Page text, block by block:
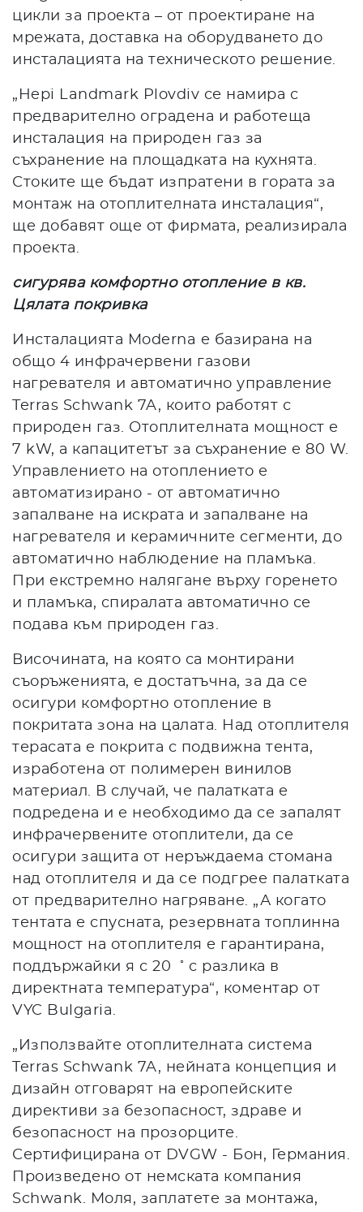
цикли за проекта – от проектиране на
мрежата, доставка на оборудването до
инсталацията на техническото решение.
„Hepi Landmark Plovdiv се намира с
предварително оградена и работеща
инсталация на природен газ за
съхранение на площадката на кухнята.
Стоките ще бъдат изпратени в гората за
монтаж на отоплителната инсталация“,
ще добавят още от фирмата, реализирала
проекта.
сигурява комфортно отопление в кв.
Цялата покривка
Инсталацията Moderna е базирана на
общо 4 инфрачервени газови
нагревателя и автоматично управление
Terras Schwank 7A, които работят с
природен газ. Отоплителната мощност е
7 kW, а капацитетът за съхранение е 80 W.
Управлението на отоплението е
автоматизирано - от автоматично
запалване на искрата и запалване на
нагревателя и керамичните сегменти, до
автоматично наблюдение на пламъка.
При екстремно налягане върху горенето
и пламъка, спиралата автоматично се
подава към природен газ.
Височината, на която са монтирани
съоръженията, е достатъчна, за да се
осигури комфортно отопление в
покритата зона на цалата. Над отоплителя
терасата е покрита с подвижна тента,
изработена от полимерен винилов
материал. В случай, че палатката е
подредена и е необходимо да се запалят
инфрачервените отоплители, да се
осигури защита от неръждаема стомана
над отоплителя и да се подгрее палатката
от предварително нагряване. „А когато
тентата е спусната, резервната топлинна
мощност на отоплителя е гарантирана,
поддържайки я с 20
◦ с разлика в
директната температура“, коментар от
VYC Bulgaria.
„Използвайте отоплителната система
Terras Schwank 7A, нейната концепция и
дизайн отговарят на европейските
директиви за безопасност, здраве и
безопасност на прозорците.
Сертифицирана от DVGW - Бон, Германия.
Произведено от немската компания
Schwank. Моля, заплатете за монтажа,